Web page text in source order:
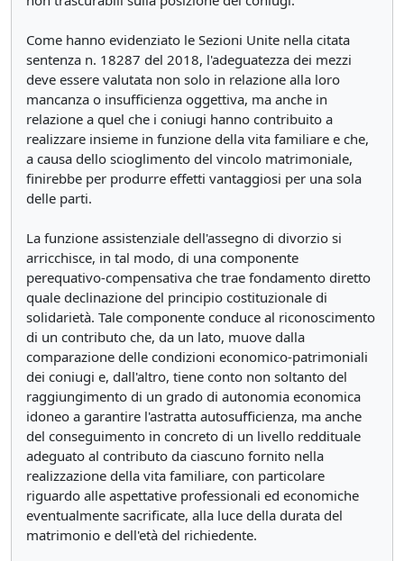
Come hanno evidenziato le Sezioni Unite nella citata
sentenza n. 18287 del 2018, l'adeguatezza dei mezzi
deve essere valutata non solo in relazione alla loro
mancanza o insufficienza oggettiva, ma anche in
relazione a quel che i coniugi hanno contribuito a
realizzare insieme in funzione della vita familiare e che,
a causa dello scioglimento del vincolo matrimoniale,
finirebbe per produrre effetti vantaggiosi per una sola
delle parti.
La funzione assistenziale dell'assegno di divorzio si
arricchisce, in tal modo, di una componente
perequativo-compensativa che trae fondamento diretto
quale declinazione del principio costituzionale di
solidarietà. Tale componente conduce al riconoscimento
di un contributo che, da un lato, muove dalla
comparazione delle condizioni economico-patrimoniali
dei coniugi e, dall'altro, tiene conto non soltanto del
raggiungimento di un grado di autonomia economica
idoneo a garantire l'astratta autosufficienza, ma anche
del conseguimento in concreto di un livello reddituale
adeguato al contributo da ciascuno fornito nella
realizzazione della vita familiare, con particolare
riguardo alle aspettative professionali ed economiche
eventualmente sacrificate, alla luce della durata del
matrimonio e dell'età del richiedente.